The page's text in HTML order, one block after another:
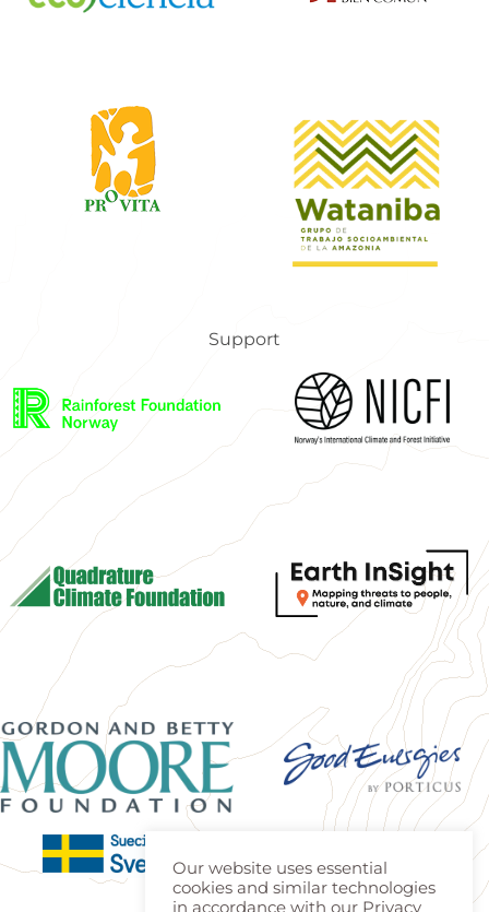
Support
Our website uses essential
cookies and similar technologies
in accordance with our Privacy